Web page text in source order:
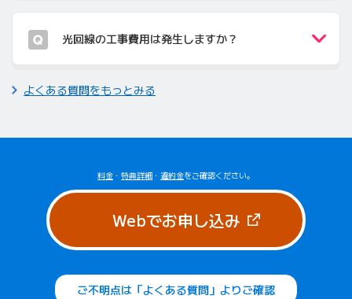
光回線の工事費用は発生しますか？
よくある質問をもっとみる
料金 ・ 特典詳細 ・ 違約金をご確認ください。
Webでお申し込み（新しいタブ
ご不明点は「よくある質問」よりご確認